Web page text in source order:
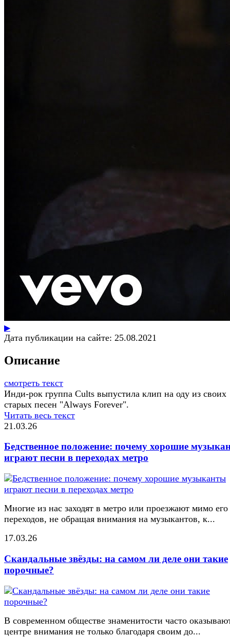
▶
Дата публикации на сайте: 25.08.2021
Описание
смотреть текст
Инди-рок группа Cults выпустила клип на оду из своих
старых песен "Always Forever".
Читать весь текст
21.03.26
Бедственное положение: почему хорошие
играют песни в переходах метро
Многие из нас заходят в метро или проезжают мимо его
переходов, не обращая внимания на музыкантов, к...
17.03.26
Скандальные звёзды: на самом ли деле они такие
порочные?
В современном обществе знаменитости часто
центре внимания не только благодаря своим до...